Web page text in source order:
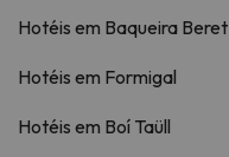
Hotéis em Baqueira Beret
Hotéis em Formigal
Hotéis em Boí Taüll